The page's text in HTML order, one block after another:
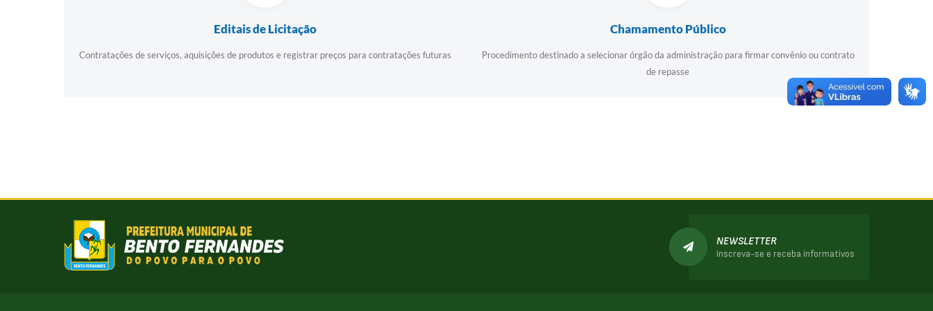
Editais de Licitação
Contratações de serviços, aquisições de produtos e registrar preços para contratações futuras
Chamamento Público
Procedimento destinado a selecionar órgão da administração para firmar convênio ou contrato
de repasse
NEWSLETTER
Inscreva-se e receba informativos